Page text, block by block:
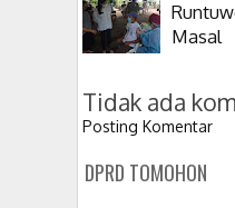
Masal
Tidak ada
Posting Komentar
DPRD TOMOHON